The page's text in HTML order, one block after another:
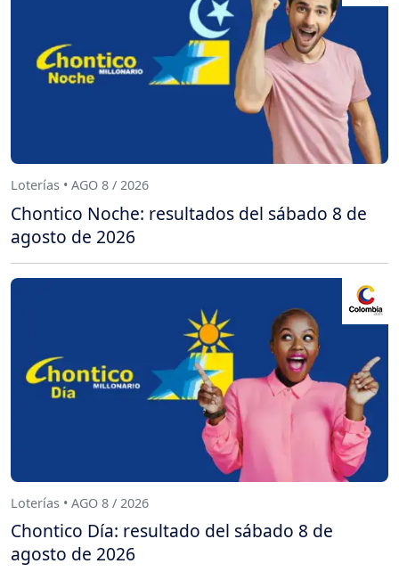
Loterías • AGO 8 / 2026
Chontico Noche: resultados del sábado 8 de
agosto de 2026
Loterías • AGO 8 / 2026
Chontico Día: resultado del sábado 8 de
agosto de 2026